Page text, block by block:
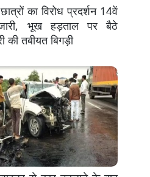
का विरोध प्रदर्शन 14वें
भूख हड़ताल पर बैठे
की तबीयत बिगड़ी